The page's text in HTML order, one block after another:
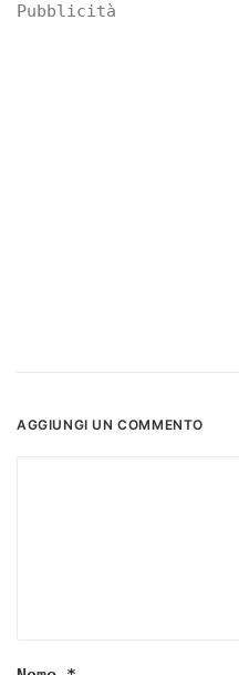
Pubblicità
AGGIUNGI UN COMMENTO